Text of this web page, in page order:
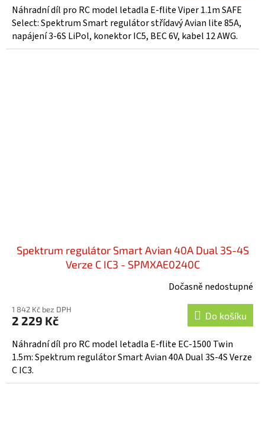
Náhradní díl pro RC model letadla E-flite Viper 1.1m SAFE
Select: Spektrum Smart regulátor střídavý Avian lite 85A,
napájení 3-6S LiPol, konektor IC5, BEC 6V, kabel 12 AWG.
Spektrum regulátor Smart Avian 40A Dual 3S-4S
Verze C IC3 - SPMXAE0240C
Dočasně nedostupné
1 842 Kč bez DPH
2 229 Kč Do košíku
Náhradní díl pro RC model letadla E-flite EC-1500 Twin
1.5m: Spektrum regulátor Smart Avian 40A Dual 3S-4S Verze
C IC3.